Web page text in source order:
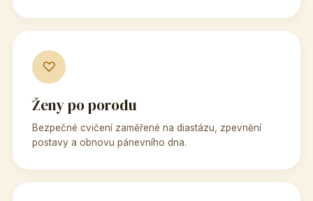
♡
Ženy po porodu
Bezpečné cvičení zaměřené na diastázu, zpevnění
postavy a obnovu pánevního dna.